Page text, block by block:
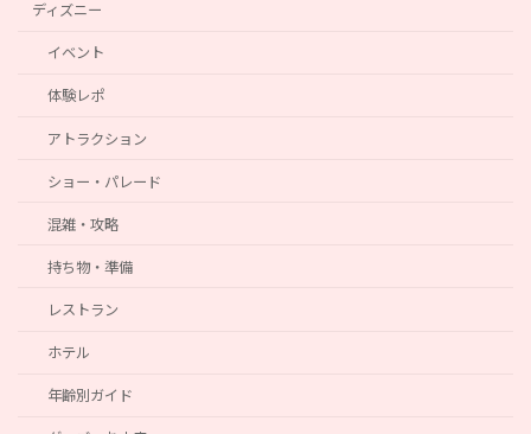
ディズニー
イベント
体験レポ
アトラクション
ショー・パレード
混雑・攻略
持ち物・準備
レストラン
ホテル
年齢別ガイド